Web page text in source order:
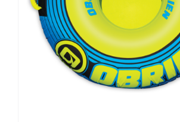
producto